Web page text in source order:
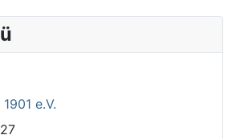
e.V.